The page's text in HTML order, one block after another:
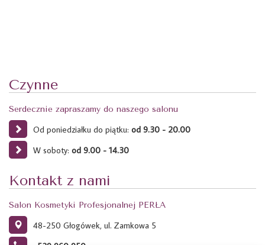
Czynne
Serdecznie zapraszamy do naszego salonu
Od poniedziałku do piątku: od 9.30 - 20.00
W soboty: od 9.00 - 14.30
Kontakt z nami
Salon Kosmetyki Profesjonalnej PERŁA
48-250 Głogówek, ul. Zamkowa 5